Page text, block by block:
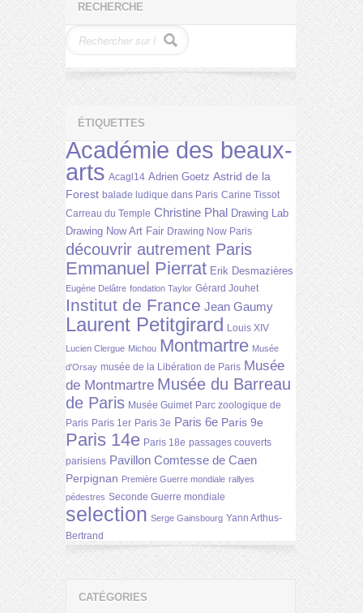
RECHERCHE
ÉTIQUETTES
Académie des beaux-
arts Acagl14 Adrien Goetz Astrid de la
Forest balade ludique dans Paris Carine Tissot
Carreau du Temple Christine Phal Drawing Lab
Drawing Now Art Fair Drawing Now Paris
découvrir autrement Paris
Emmanuel Pierrat Erik Desmazières
Eugène Delâtre fondation Taylor Gérard Jouhet
Institut de France Jean Gaumy
Laurent Petitgirard Louis XIV
Lucien Clergue Michou Montmartre Musée
d'Orsay musée de la Libération de Paris Musée
de Montmartre Musée du Barreau
de Paris Musée Guimet Parc zoologique de
Paris Paris 1er Paris 3e Paris 6e Paris 9e
Paris 14e Paris 18e passages couverts
parisiens Pavillon Comtesse de Caen
Perpignan Première Guerre mondiale rallyes
pédestres Seconde Guerre mondiale
selection Serge Gainsbourg Yann Arthus-
Bertrand
CATÉGORIES